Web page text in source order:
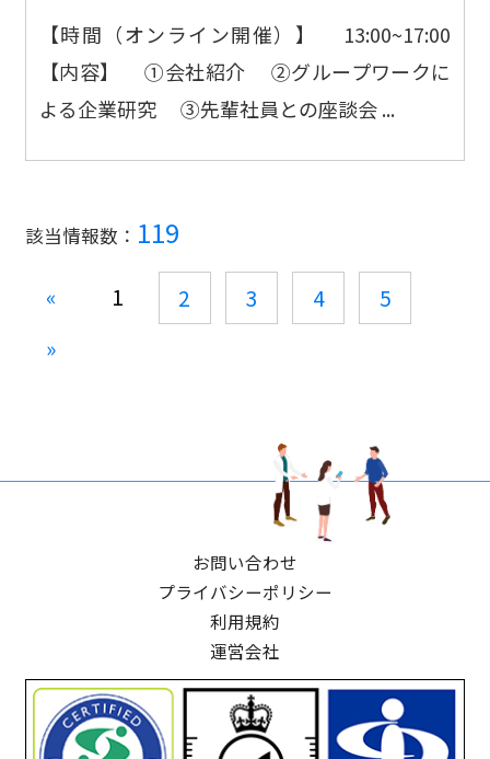
【時間（オンライン開催）】 13:00~17:00
【内容】 ①会社紹介 ②グループワークに
よる企業研究 ③先輩社員との座談会 ...
該当情報数： 119
« 1 2 3 4
5
»
お問い合わせ
プライバシーポリシー
利用規約
運営会社